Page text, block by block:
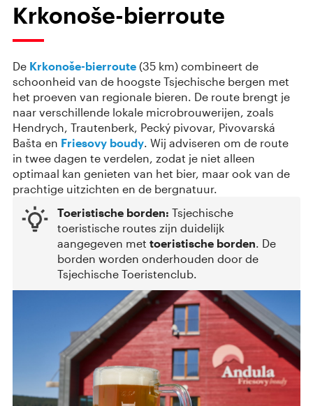
Krkonoše-bierroute
De Krkonoše-bierroute (35 km) combineert de
schoonheid van de hoogste Tsjechische bergen met
het proeven van regionale bieren. De route brengt je
naar verschillende lokale microbrouwerijen, zoals
Hendrych, Trautenberk, Pecký pivovar, Pivovarská
Bašta en Friesovy boudy . Wij adviseren om de route
in twee dagen te verdelen, zodat je niet alleen
optimaal kan genieten van het bier, maar ook van de
prachtige uitzichten en de bergnatuur.
Toeristische borden: Tsjechische
toeristische routes zijn duidelijk
aangegeven met toeristische borden . De
borden worden onderhouden door de
Tsjechische Toeristenclub.